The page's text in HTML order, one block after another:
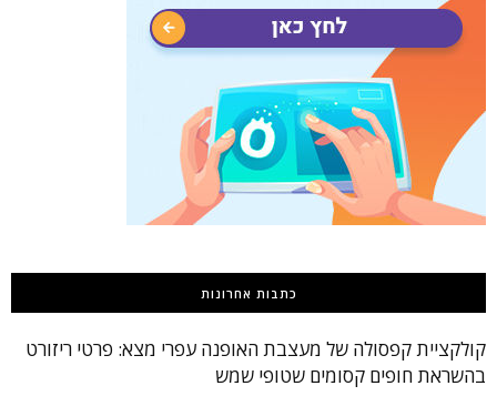
כתבות אחרונות
קולקציית קפסולה של מעצבת האופנה עפרי מצא: פרטי ריזורט
בהשראת חופים קסומים שטופי שמש